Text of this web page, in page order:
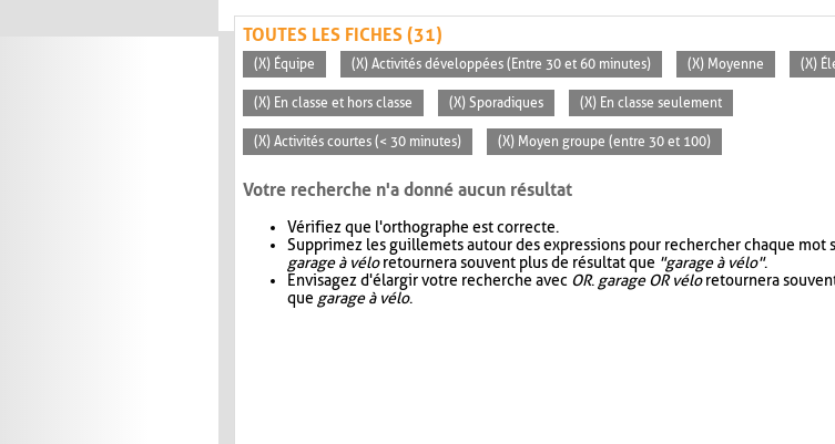
TOUTES LES FICHES (31)
(X) Équipe (X) Activités développées (Entre 30 et 60 minutes) (X) Moyenne (X)
(X) En classe et hors classe (X) Sporadiques (X) En classe seulement
(X) Activités courtes (< 30 minutes) (X) Moyen groupe (entre 30 et 100)
Votre recherche n'a donné aucun résultat
Vérifiez que l'orthographe est correcte.
Supprimez les guillemets autour des expressions pour rechercher chaque mot
garage à véloretournera souvent plus de résultat que "garage à vélo".
Envisagez d'élargir votre recherche avec OR. garage OR véloretournera
que garage à vélo.